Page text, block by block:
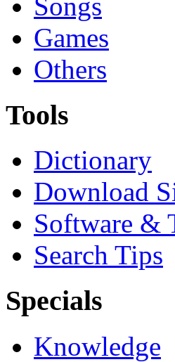
Games
Others
Tools
Dictionary
Download
Software &
Search Tips
Specials
Knowledge